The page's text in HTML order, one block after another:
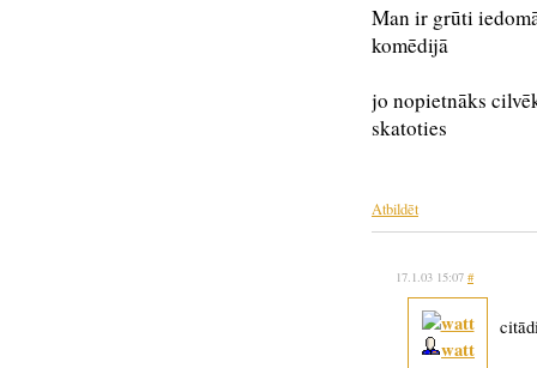
Man ir grūti
komēdijā
jo nopietnāks
skatoties
Atbildēt
17.1.03 15:07 #
watt